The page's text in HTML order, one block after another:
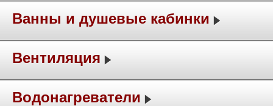
Ванны и душевые кабинки
Вентиляция
Водонагреватели